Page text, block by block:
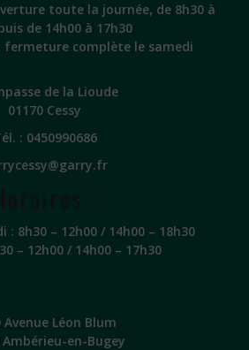
toute la journée, de 8h30 à
de 14h00 à 17h30
complète le samedi
de la Lioude
01170 Cessy
: 0450990686
: 8h30 – 12h00 / 14h00 – 18h30
– 12h00 / 14h00 – 17h30
Avenue Léon Blum
Ambérieu-en-Bugey